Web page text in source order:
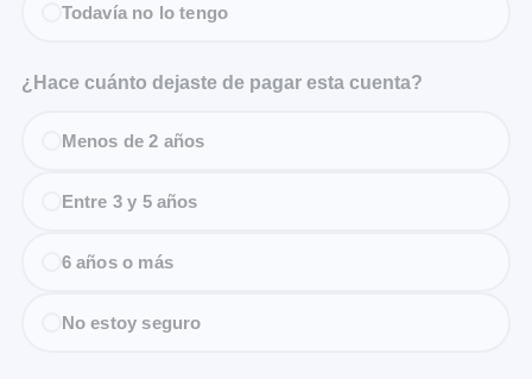
Todavía no lo tengo
¿Hace cuánto dejaste de pagar esta cuenta?
Menos de 2 años
Entre 3 y 5 años
6 años o más
No estoy seguro